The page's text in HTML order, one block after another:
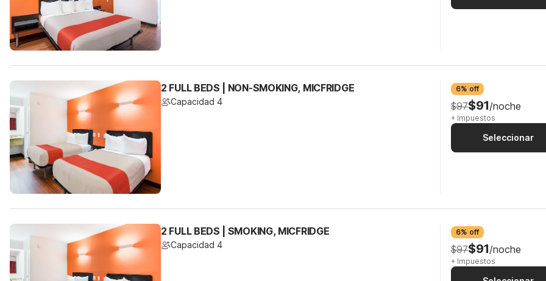
2 FULL BEDS | NON-SMOKING, MICFRIDGE
Capacidad 4
6% off
$97$91/noche
+ Impuestos
Seleccionar
2 FULL BEDS | SMOKING, MICFRIDGE
Capacidad 4
6% off
$97$91/noche
+ Impuestos